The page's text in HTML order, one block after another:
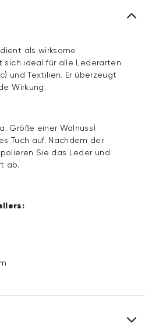
als wirksame
sich ideal für alle Lederarten
und Textilien. Er überzeugt
Wirkung.
Größe einer Walnuss)
Tuch auf. Nachdem der
Sie das Leder und
ab.